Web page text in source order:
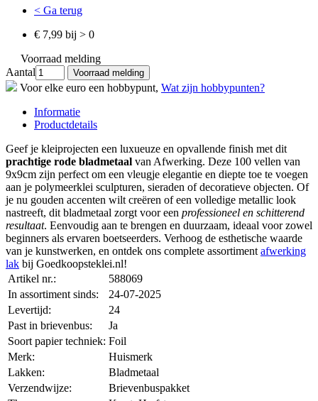
< Ga terug
€ 7,99 bij > 0
Voorraad melding
Aantal
Voor elke euro een hobbypunt, Wat zijn hobbypunten?
Informatie
Productdetails
Geef je kleiprojecten een luxueuze en opvallende finish met dit
prachtige rode bladmetaal van Afwerking. Deze 100 vellen van
9x9cm zijn perfect om een vleugje elegantie en diepte toe te voegen
aan je polymeerklei sculpturen, sieraden of decoratieve objecten. Of
je nu gouden accenten wilt creëren of een volledige metallic look
nastreeft, dit bladmetaal zorgt voor een professioneel en schitterend
resultaat. Eenvoudig aan te brengen en duurzaam, ideaal voor zowel
beginners als ervaren boetseerders. Verhoog de esthetische waarde
van je kunstwerken, en ontdek ons complete assortiment afwerking
lak bij Goedkoopsteklei.nl!
Artikel nr.:
588069
In assortiment sinds:
24-07-2025
Levertijd:
24
Past in brievenbus:
Ja
Soort papier techniek: Foil
Merk:
Huismerk
Lakken:
Bladmetaal
Verzendwijze:
Brievenbuspakket